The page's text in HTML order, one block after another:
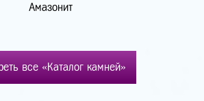
Амазонит
все «Каталог камней»